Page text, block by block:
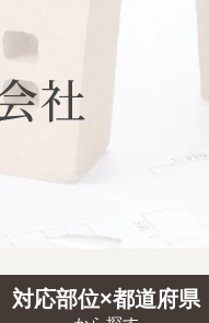
社
対応部位×都道府県